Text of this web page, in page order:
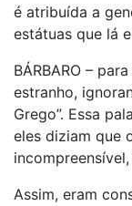
é atribuída a
estátuas que lá
BÁRBARO –
estranho,
Grego”. Essa
eles diziam que
Assim, eram